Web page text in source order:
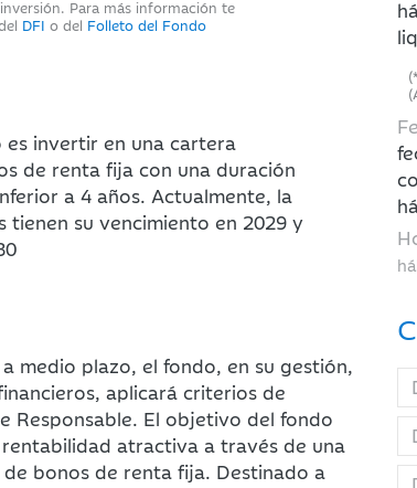
Para más información te
DFI o del Folleto del Fondo
invertir en una cartera
de renta fija con una duración
a 4 años. Actualmente, la
tienen su vencimiento en 2029 y
medio plazo, el fondo, en su gestión,
aplicará criterios de
Responsable. El objetivo del fondo
atractiva a través de una
bonos de renta fija. Destinado a